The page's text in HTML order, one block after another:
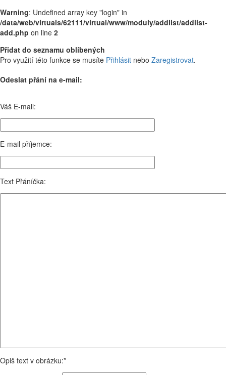
Warning: Undefined array key "login" in
/data/web/virtuals/62111/virtual/www/moduly/addlist/addlist-
add.php on line 2
Přidat do seznamu oblíbených
Pro využití této funkce se musíte Přihlásit nebo Zaregistrovat.
Odeslat přání na e-mail:
Váš E-mail:
E-mail příjemce:
Text Přáníčka:
Opiš text v obrázku:*